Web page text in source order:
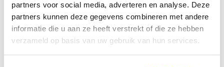
partners voor social media, adverteren en analyse. Deze
partners kunnen deze gegevens combineren met andere
informatie die u aan ze heeft verstrekt of die ze hebben
verzameld op basis van uw gebruik van hun services.
Hoeveel? Neem preventief 1.000mg per dag
aan vitamine C. Aangeraden wordt 5.000 mg
tot 10.000 per dag te nemen wanneer
griepsymptomen zich aandienen.